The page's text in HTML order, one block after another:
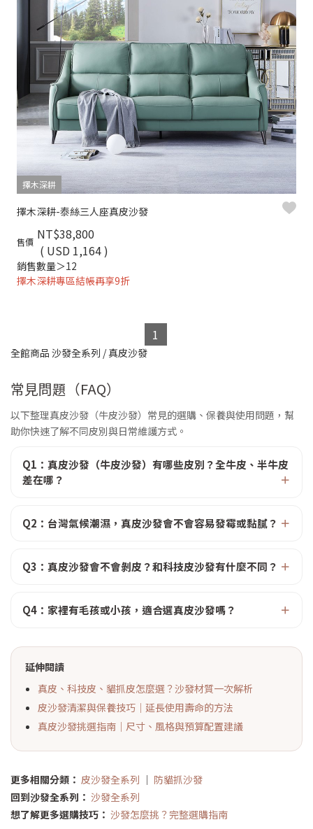
擇木深耕
擇木深耕-泰絲三人座真皮沙發
售價 NT$38,800
( USD 1,164 )
銷售數量＞12
擇木深耕專區結帳再享9折
1
全館商品 沙發全系列 /真皮沙發
常見問題（FAQ）
以下整理真皮沙發（牛皮沙發）常見的選購、保養與使用問題，幫
助你快速了解不同皮別與日常維護方式。
Q1：真皮沙發（牛皮沙發）有哪些皮別？全牛皮、半牛皮
差在哪？
Q2：台灣氣候潮濕，真皮沙發會不會容易發霉或黏膩？
Q3：真皮沙發會不會剝皮？和科技皮沙發有什麼不同？
Q4：家裡有毛孩或小孩，適合選真皮沙發嗎？
延伸閱讀
真皮、科技皮、貓抓皮怎麼選？沙發材質一次解析
皮沙發清潔與保養技巧｜延長使用壽命的方法
真皮沙發挑選指南｜尺寸、風格與預算配置建議
更多相關分類： 皮沙發全系列 ｜ 防貓抓沙發
回到沙發全系列： 沙發全系列
想了解更多選購技巧： 沙發怎麼挑？完整選購指南